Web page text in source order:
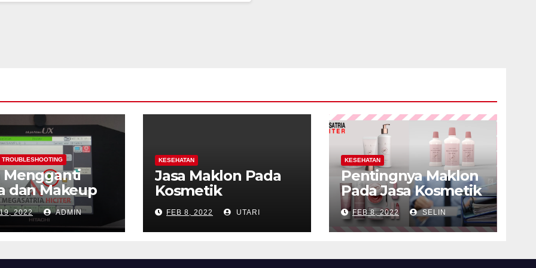
TROUBLESHOOTING
Mengganti
dan Makeup
2022 ADMIN
KESEHATAN
Jasa Maklon Pada
Kosmetik
FEB 8, 2022 UTARI
KESEHATAN
Pentingnya Maklon
Pada Jasa Kosmetik
FEB 8, 2022 SELIN